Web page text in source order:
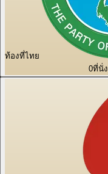
ท้องที่ไทย
0ที่นั่ง